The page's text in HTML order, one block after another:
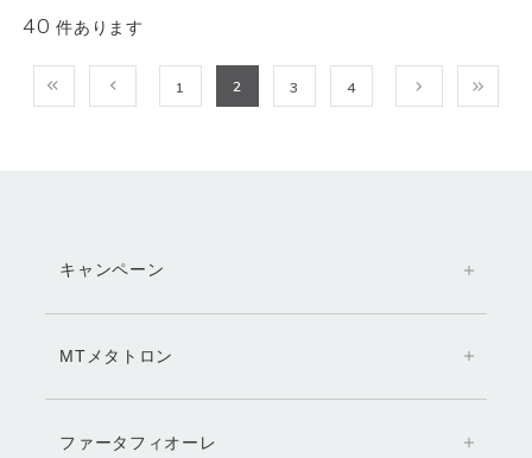
40 件あります
1 2 3 4
キャンペーン
MTメタトロン
ファータフィオーレ